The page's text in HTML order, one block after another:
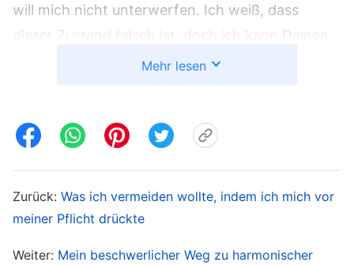
will mich nicht unterwerfen. Ich weiß, dass
dieser Zustand falsch ist, doch ich kann Deinen
Willen nicht verstehen. Bitte erleuchte und führe
Nach meinem Gebet schickte mir eine Schwester
Merkmale eines ehrlichen Menschen? Ein
zunächst einmal, keine Zweifel an Gottes
Mehr lesen
Zurück: Was ich vermeiden wollte, indem ich mich vor
meiner Pflicht drückte
Weiter: Mein beschwerlicher Weg zu harmonischer